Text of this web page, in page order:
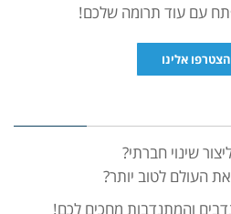
עם עוד תרומה שלכם!
הצטרפו אלינו
שינוי חברתי?
העולם לטוב יותר?